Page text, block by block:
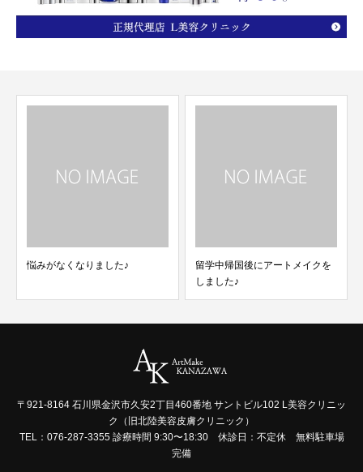
悩みがなくなりました♪
留学中帰国後にアートメイクを
しました♪
〒921-8164 石川県金沢市久安2丁目460番地 サントビル102 L美容クリニッ
ク（旧北陸美容皮膚クリニック）
TEL：076-287-3355 診療時間 9:30〜18:30 休診日：不定休 無料駐車場
完備